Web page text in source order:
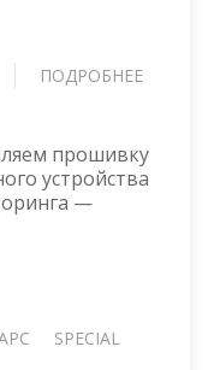
ПОДРОБНЕЕ
RACK
прошивку
устройства
—
SPECIAL